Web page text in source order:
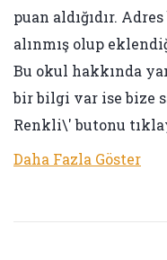
puan aldığıdır.
alınmış olup
Bu okul hakkında
bir bilgi var ise bize
Renkli\' butonu
Daha Fazla Göster